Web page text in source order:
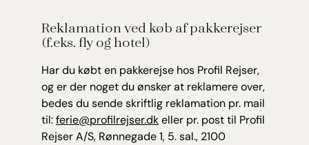
Reklamation ved køb af pakkerejser
(f.eks. fly og hotel)
Har du købt en pakkerejse hos Profil Rejser,
og er der noget du ønsker at reklamere over,
bedes du sende skriftlig reklamation pr. mail
til:ferie@profilrejser.dkeller pr. post til Profil
Rejser A/S, Rønnegade 1, 5. sal., 2100